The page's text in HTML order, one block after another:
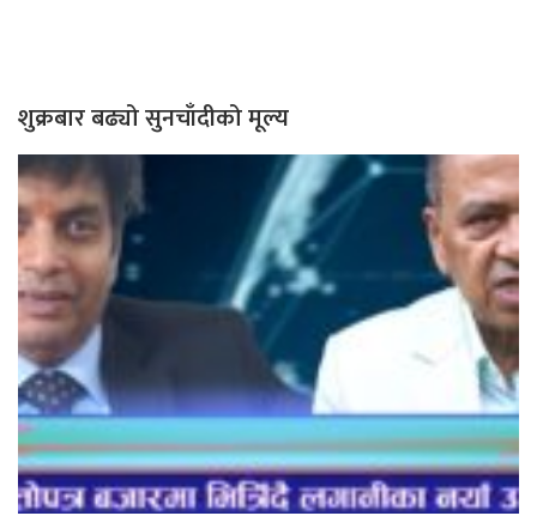
शुक्रबार बढ्यो सुनचाँदीको मूल्य